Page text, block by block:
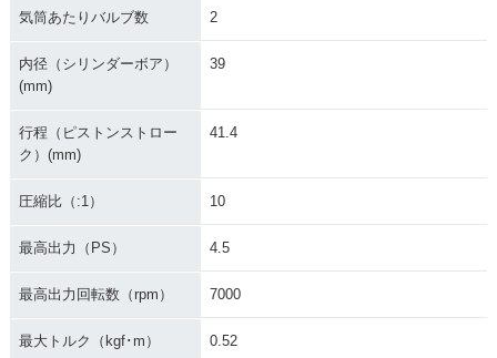
0thアニバーサリー
スペシャル・特別・
キックタイプ・特
Little Cubra
気筒あたりバルブ数 2
内径（シリンダーボア）
(mm)
39
行程（ピストンストロー
ク）(mm)
41.4
圧縮比（:1） 10
最高出力（PS） 4.5
最高出力回転数（rpm） 7000
最大トルク（kgf･m） 0.52